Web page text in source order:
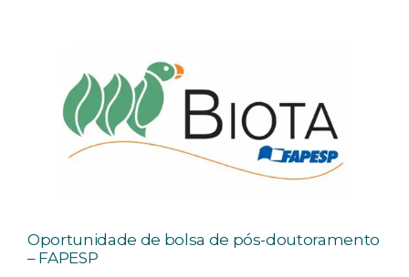
Oportunidade de bolsa de pós-doutoramento
– FAPESP